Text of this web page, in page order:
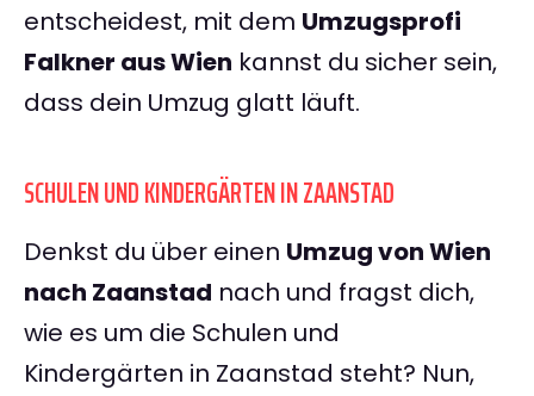
entscheidest, mit dem Umzugsprofi
Falkner aus Wien kannst du sicher sein,
dass dein Umzug glatt läuft.
SCHULEN UND KINDERGÄRTEN IN ZAANSTAD
Denkst du über einen Umzug von Wien
nach Zaanstad nach und fragst dich,
wie es um die Schulen und
Kindergärten in Zaanstad steht? Nun,